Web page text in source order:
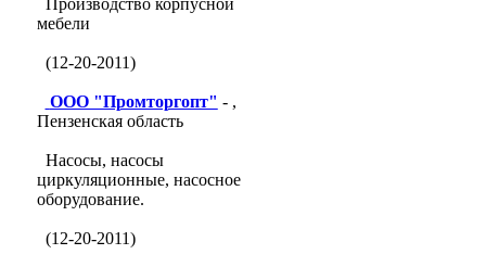
Производство корпусной
мебели
(12-20-2011)
ООО "Промторгопт" - ,
Пензенская область
Насосы, насосы
циркуляционные, насосное
оборудование.
(12-20-2011)